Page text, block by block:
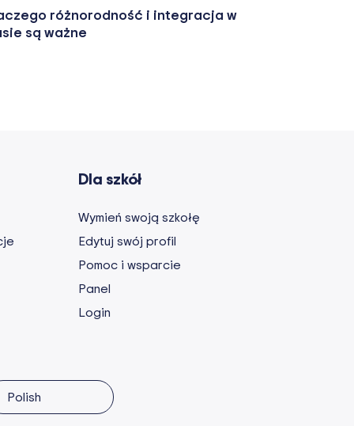
różnorodność i integracja w
są ważne
Dla szkół
Wymień swoją szkołę
Edytuj swój profil
Pomoc i wsparcie
Panel
Login
Polish